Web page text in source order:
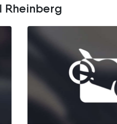
Rheinberg